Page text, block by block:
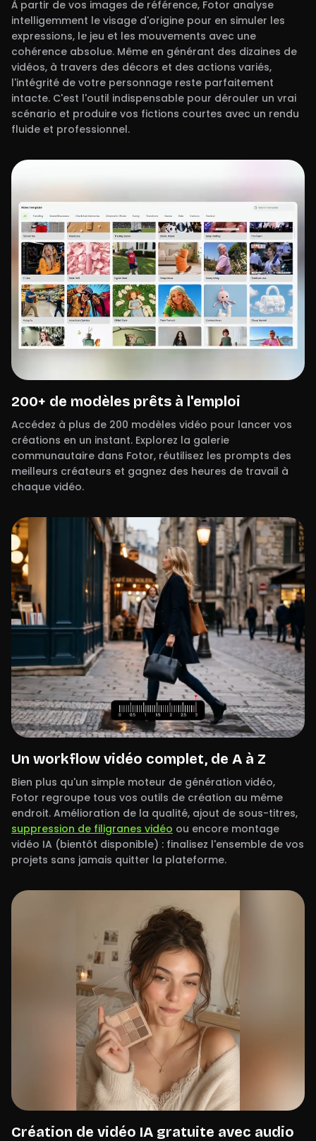
À partir de vos images de référence, Fotor analyse
intelligemment le visage d'origine pour en simuler les
expressions, le jeu et les mouvements avec une
cohérence absolue. Même en générant des dizaines de
vidéos, à travers des décors et des actions variés,
l'intégrité de votre personnage reste parfaitement
intacte. C'est l'outil indispensable pour dérouler un vrai
scénario et produire vos fictions courtes avec un rendu
fluide et professionnel.
200+ de modèles prêts à l'emploi
Accédez à plus de 200 modèles vidéo pour lancer vos
créations en un instant. Explorez la galerie
communautaire dans Fotor, réutilisez les prompts des
meilleurs créateurs et gagnez des heures de travail à
chaque vidéo.
Un workflow vidéo complet, de A à Z
Bien plus qu'un simple moteur de génération vidéo,
Fotor regroupe tous vos outils de création au même
endroit. Amélioration de la qualité, ajout de sous-titres,
suppression de filigranes vidéo ou encore montage
vidéo IA (bientôt disponible) : finalisez l'ensemble de vos
projets sans jamais quitter la plateforme.
Création de vidéo IA gratuite avec audio